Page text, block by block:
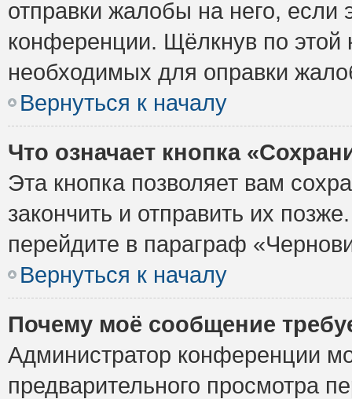
отправки жалобы на него,
конференции. Щёлкнув по этой
необходимых для оправки
Вернуться к началу
Что означает кнопка
Эта кнопка позволяет вам
закончить и отправить их
перейдите в параграф
Вернуться к началу
Почему моё сообщение
Администратор конференции
предварительного просмотра